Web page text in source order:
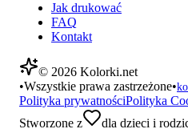
Jak drukować
FAQ
Kontakt
© 2026 Kolorki.net
•Wszystkie prawa zastrzeżone•
Polityka prywatnościPolityka
Stworzone z
dla dzieci i